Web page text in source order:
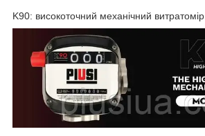
K90: високоточний механічний витратомір